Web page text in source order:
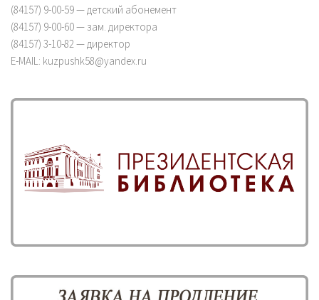
(84157) 9-00-59 — детский абонемент
(84157) 9-00-60 — зам. директора
(84157) 3-10-82 — директор
E-MAIL: kuzpushk58@yandex.ru